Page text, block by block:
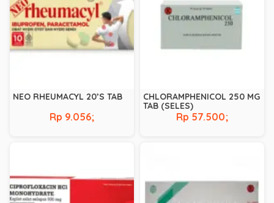
NEO RHEUMACYL 20’S TAB
Rp 9.056;
CHLORAMPHENICOL 250 MG
TAB (SELES)
Rp 57.500;